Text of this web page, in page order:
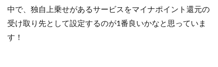
中で、独自上乗せがあるサービスをマイナポイント還元の
受け取り先として設定するのが1番良いかなと思っていま
す！